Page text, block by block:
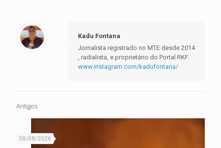
Kadu Fontana
Jornalista registrado no MTE desde 2014
, radialista, e proprietário do Portal RKF.
www.instagram.com/kadufontana/
Antigos
08/08/2026